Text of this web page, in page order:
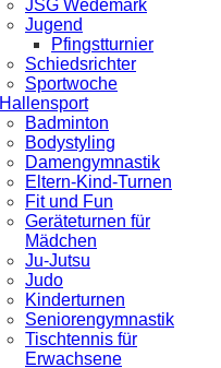
JSG Wedemark
Jugend
Pfingstturnier
Schiedsrichter
Sportwoche
Hallensport
Badminton
Bodystyling
Damengymnastik
Eltern-Kind-Turnen
Fit und Fun
Geräteturnen für
Mädchen
Ju-Jutsu
Judo
Kinderturnen
Seniorengymnastik
Tischtennis für
Erwachsene